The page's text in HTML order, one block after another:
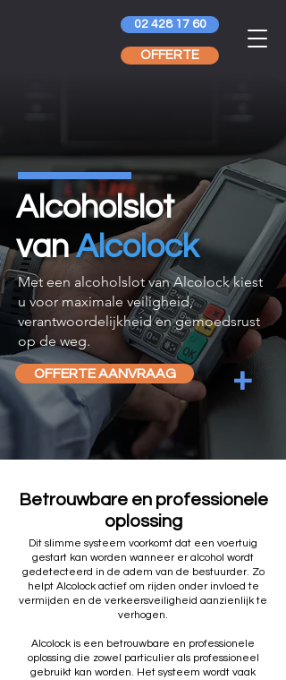
02 428 17 60
OFFERTE
Alcoholslot
vanAlcolock
Met een alcoholslot van Alcolock kiest
u voor maximale veiligheid,
verantwoordelijkheid en gemoedsrust
op de weg.
OFFERTE AANVRAAG +
Betrouwbare en professionele
oplossing
Dit slimme systeem voorkomt dat een voertuig
gestart kan worden wanneer er alcohol wordt
gedetecteerd in de adem van de bestuurder. Zo
helpt Alcolock actief om rijden onder invloed te
vermijden en de verkeersveiligheid aanzienlijk te
verhogen.
Alcolock is een betrouwbare en professionele
oplossing die zowel particulier als professioneel
gebruikt kan worden. Het systeem wordt vaak